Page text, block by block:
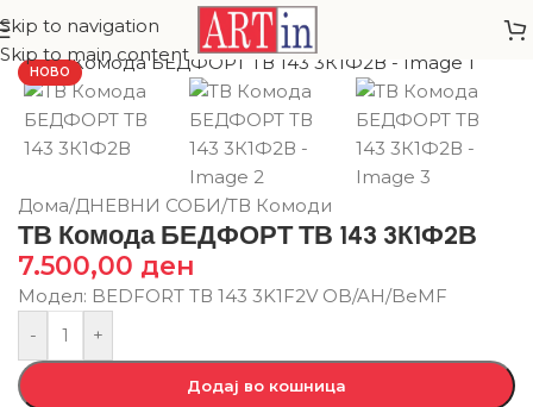
Skip to navigation
Skip to main content
НОВО
Дома/ДНЕВНИ СОБИ/ТВ Комоди
ТВ Комода БЕДФОРТ ТВ 143 3К1Ф2В
7.500,00 ден
Модел: BEDFORT ТВ 143 3K1F2V OB/AH/BeMF
-
+
Додај во кошница